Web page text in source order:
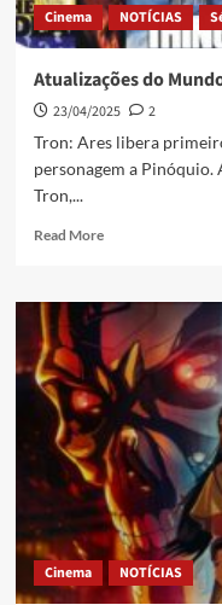
Cinema NOTÍCIAS
Atualizações do
23/04/2025
2
Tron: Ares libera
personagem a Pinóquio.
Tron,...
Read More
Cinema NOTÍCIAS